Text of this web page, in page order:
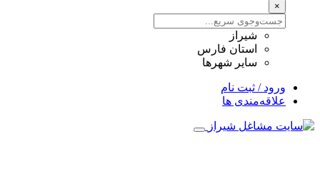
×
شیراز
استان فارس
سایر شهرها
ورود / ثبت نام
علاقه‌مندی ها